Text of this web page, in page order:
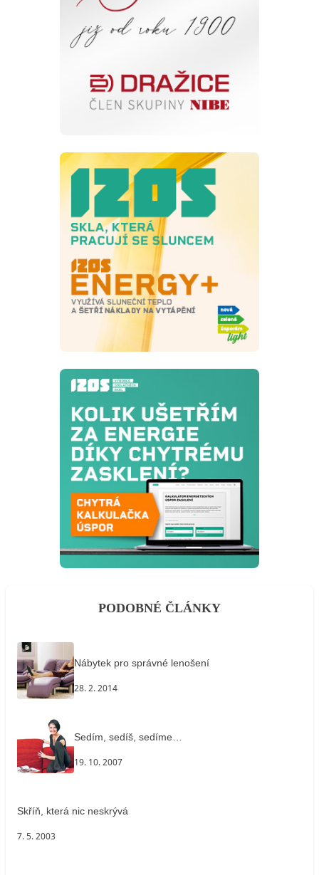
PODOBNÉ ČLÁNKY
Nábytek pro správné lenošení
28. 2. 2014
Sedím, sedíš, sedíme…
19. 10. 2007
Skříň, která nic neskrývá
7. 5. 2003